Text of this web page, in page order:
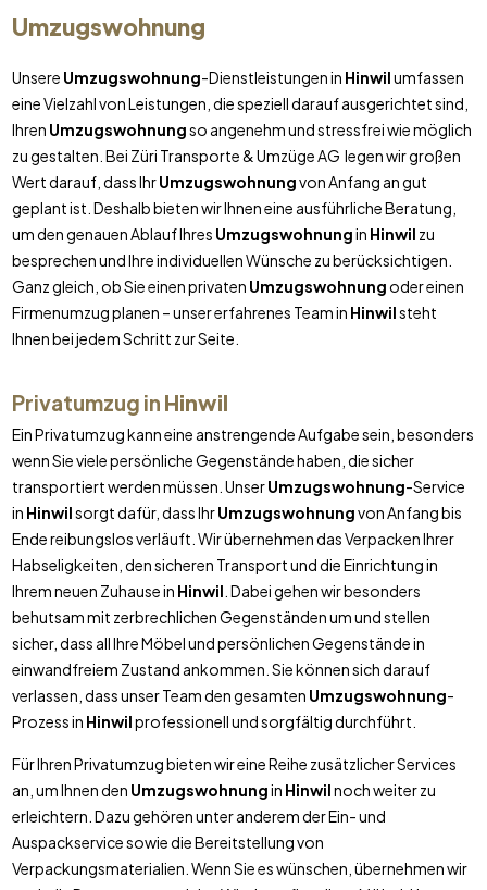
Umzugswohnung
Unsere Umzugswohnung-Dienstleistungen in Hinwilumfassen
eine Vielzahl von Leistungen, die speziell darauf ausgerichtet sind,
Ihren Umzugswohnungso angenehm und stressfrei wie möglich
zu gestalten. Bei Züri Transporte & Umzüge AG legen wir großen
Wert darauf, dass IhrUmzugswohnungvon Anfang an gut
geplant ist. Deshalb bieten wir Ihnen eine ausführliche Beratung,
um den genauen Ablauf Ihres Umzugswohnungin Hinwil zu
besprechen und Ihre individuellen Wünsche zu berücksichtigen.
Ganz gleich, ob Sie einen privaten Umzugswohnungoder einen
Firmenumzug planen – unser erfahrenes Team in Hinwilsteht
Ihnen bei jedem Schritt zur Seite.
Privatumzug in Hinwil
Ein Privatumzug kann eine anstrengende Aufgabe sein, besonders
wenn Sie viele persönliche Gegenstände haben, die sicher
transportiert werden müssen. UnserUmzugswohnung-Service
in Hinwilsorgt dafür, dass IhrUmzugswohnungvon Anfang bis
Ende reibungslos verläuft. Wir übernehmen das Verpacken Ihrer
Habseligkeiten, den sicheren Transport und die Einrichtung in
Ihrem neuen Zuhause in Hinwil . Dabei gehen wir besonders
behutsam mit zerbrechlichen Gegenständen um und stellen
sicher, dass all Ihre Möbel und persönlichen Gegenstände in
einwandfreiem Zustand ankommen. Sie können sich darauf
verlassen, dass unser Team den gesamten Umzugswohnung-
Prozess in Hinwilprofessionell und sorgfältig durchführt.
Für Ihren Privatumzug bieten wir eine Reihe zusätzlicher Services
an, um Ihnen den Umzugswohnungin Hinwilnoch weiter zu
erleichtern. Dazu gehören unter anderem der Ein- und
Auspackservice sowie die Bereitstellung von
Verpackungsmaterialien. Wenn Sie es wünschen, übernehmen wir